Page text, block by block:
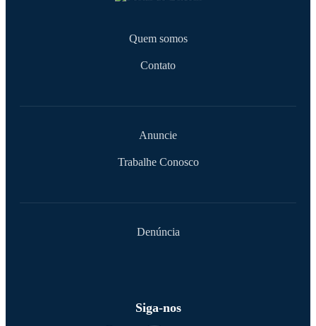
Quem somos
Contato
Anuncie
Trabalhe Conosco
Denúncia
Siga-nos